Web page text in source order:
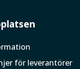
för leverantörer